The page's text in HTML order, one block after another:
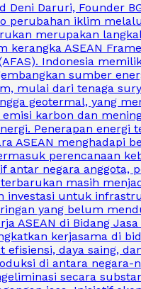
Deni Daruri, Founder
perubahan iklim
merupakan
kerangka ASEAN
Indonesia
sumber
mulai dari tenaga
geotermal, yang
karbon dan
Penerapan energi
ASEAN menghadapi
perencanaan
antar negara anggota,
masih
investasi untuk
yang belum
ASEAN di Bidang
kerjasama di
efisiensi, daya saing,
di antara negara-
secara